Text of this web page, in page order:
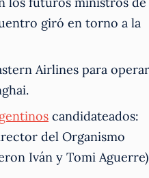
giró en torno a la
Airlines para operar
candidateados:
del Organismo
Iván y Tomi